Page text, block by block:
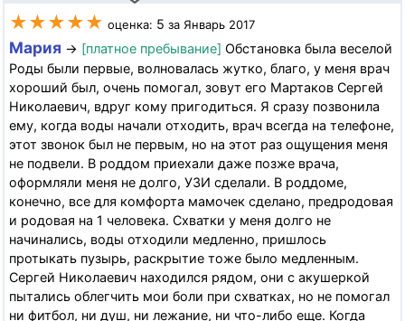
★★★★★ оценка: 5 за Январь 2017
Мария → [платное пребывание] Обстановка была веселой
Роды были первые, волновалась жутко, благо, у меня врач
хороший был, очень помогал, зовут его Мартаков Сергей
Николаевич, вдруг кому пригодиться. Я сразу позвонила
ему, когда воды начали отходить, врач всегда на телефоне,
этот звонок был не первым, но на этот раз ощущения меня
не подвели. В роддом приехали даже позже врача,
оформляли меня не долго, УЗИ сделали. В роддоме,
конечно, все для комфорта мамочек сделано, предродовая
и родовая на 1 человека. Схватки у меня долго не
начинались, воды отходили медленно, пришлось
протыкать пузырь, раскрытие тоже было медленным.
Сергей Николаевич находился рядом, они с акушеркой
пытались облегчить мои боли при схватках, но не помогал
ни фитбол, ни душ, ни лежание, ни что-либо еще. Когда